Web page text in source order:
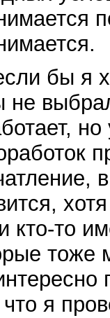
бы я
не
кто-то
тоже
что я